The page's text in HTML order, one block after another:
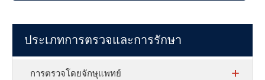
ประเภทการตรวจและการรักษา
การตรวจโดยจักษุแพทย์